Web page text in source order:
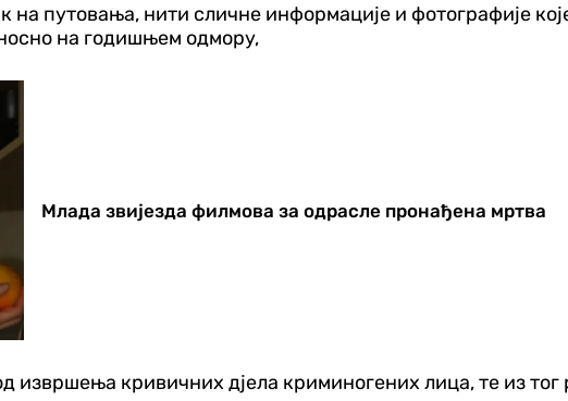
путовања, нити сличне информације и фотографије
на годишњем одмору,
Млада звијезда филмова за одрасле пронађена мртва
извршења кривичних дјела криминогених лица, те из